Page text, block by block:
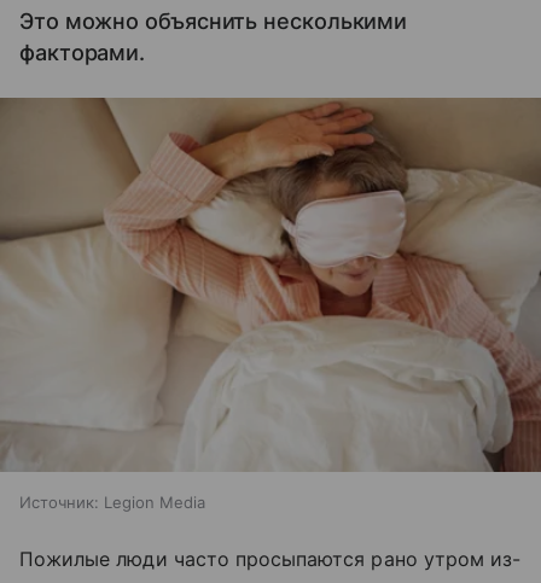
Это можно объяснить несколькими
факторами.
Источник: Legion Media
Пожилые люди часто просыпаются рано утром из-